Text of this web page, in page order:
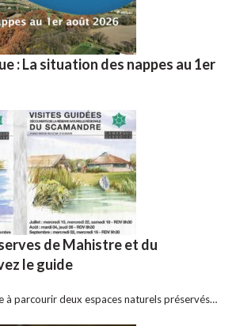
: La situation des nappes au 1er
de Mahistre et du
le guide
à parcourir deux espaces naturels préservés…